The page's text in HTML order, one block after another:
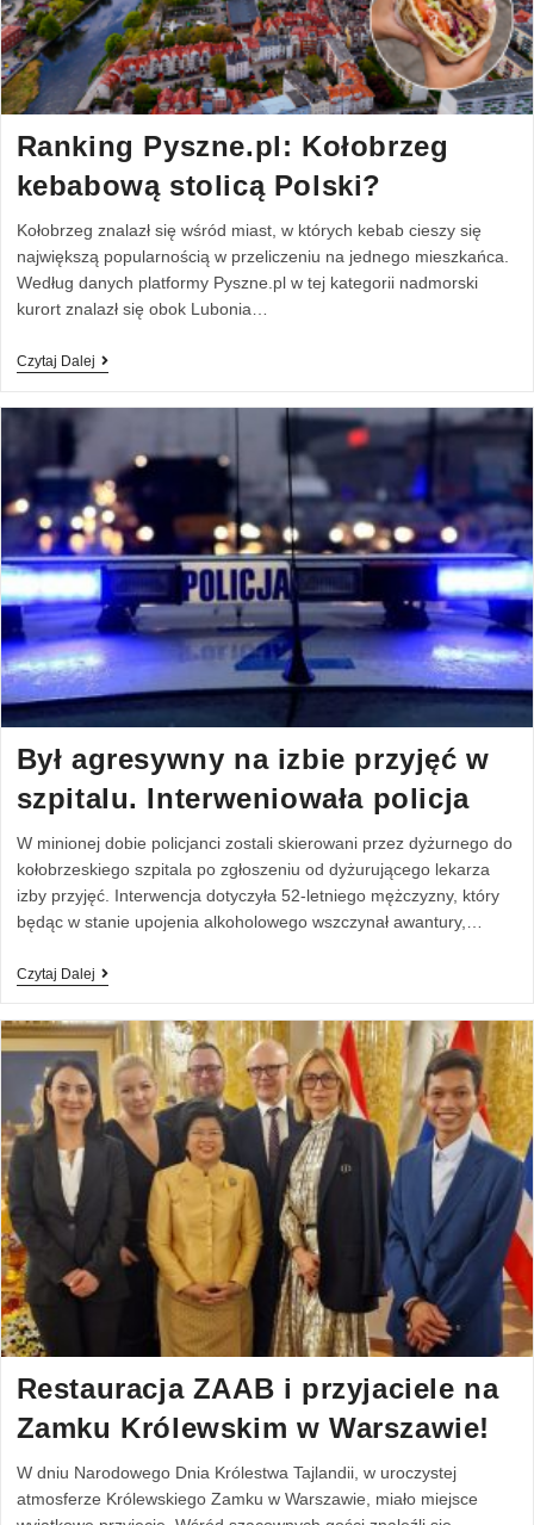
Ranking Pyszne.pl: Kołobrzeg
kebabową stolicą Polski?
Kołobrzeg znalazł się wśród miast, w których kebab cieszy się
największą popularnością w przeliczeniu na jednego mieszkańca.
Według danych platformy Pyszne.pl w tej kategorii nadmorski
kurort znalazł się obok Lubonia…
Czytaj Dalej
Był agresywny na izbie przyjęć w
szpitalu. Interweniowała policja
W minionej dobie policjanci zostali skierowani przez dyżurnego do
kołobrzeskiego szpitala po zgłoszeniu od dyżurującego lekarza
izby przyjęć. Interwencja dotyczyła 52-letniego mężczyzny, który
będąc w stanie upojenia alkoholowego wszczynał awantury,…
Czytaj Dalej
Restauracja ZAAB i przyjaciele na
Zamku Królewskim w Warszawie!
W dniu Narodowego Dnia Królestwa Tajlandii, w uroczystej
atmosferze Królewskiego Zamku w Warszawie, miało miejsce